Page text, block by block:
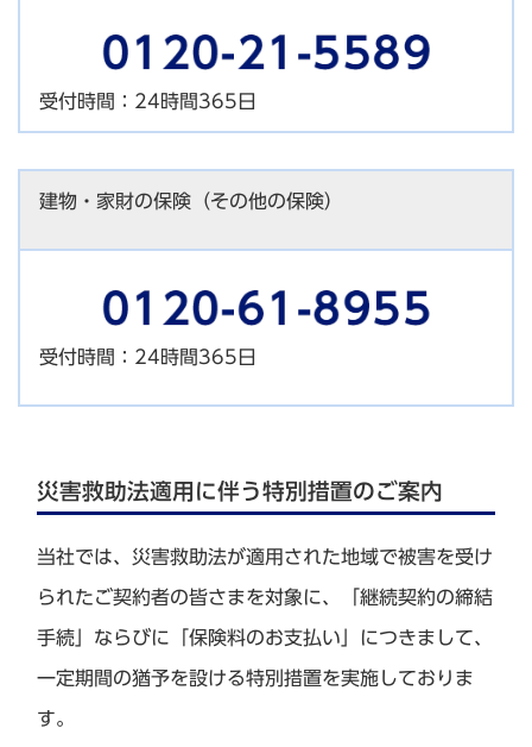
受付時間：24時間365日
建物・家財の保険（その他の保険）
受付時間：24時間365日
災害救助法適用に伴う特別措置のご案内
当社では、災害救助法が適用された地域で被害を受け
られたご契約者の皆さまを対象に、「継続契約の締結
手続」ならびに「保険料のお支払い」につきまして、
一定期間の猶予を設ける特別措置を実施しておりま
す。